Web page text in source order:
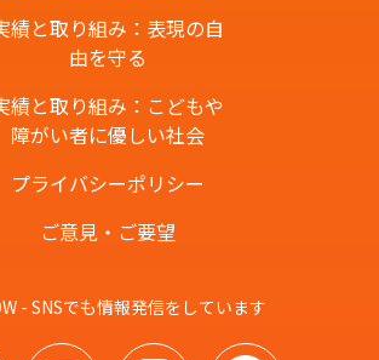
績と取り組み：表現の自
由を守る
績と取り組み：こどもや
障がい者に優しい社会
プライバシーポリシー
ご意見・ご要望
- SNSでも情報発信をしています